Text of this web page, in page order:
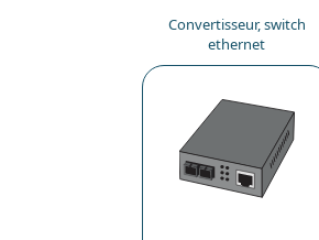
Convertisseur, switch
ethernet